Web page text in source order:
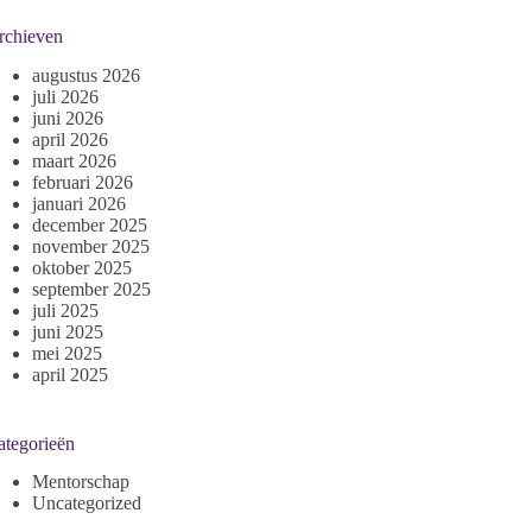
augustus 2026
juli 2026
juni 2026
april 2026
maart 2026
februari 2026
januari 2026
december 2025
november 2025
oktober 2025
september 2025
juli 2025
juni 2025
mei 2025
april 2025
Mentorschap
Uncategorized